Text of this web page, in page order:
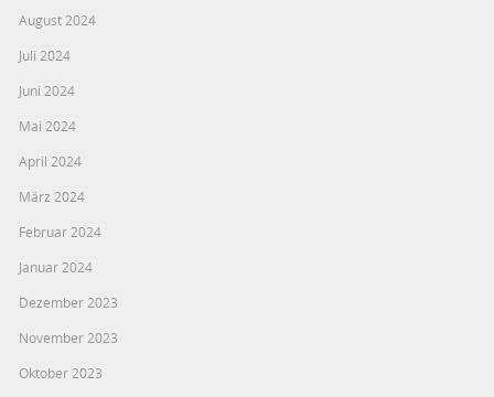
August 2024
Juli 2024
Juni 2024
Mai 2024
April 2024
März 2024
Februar 2024
Januar 2024
Dezember 2023
November 2023
Oktober 2023